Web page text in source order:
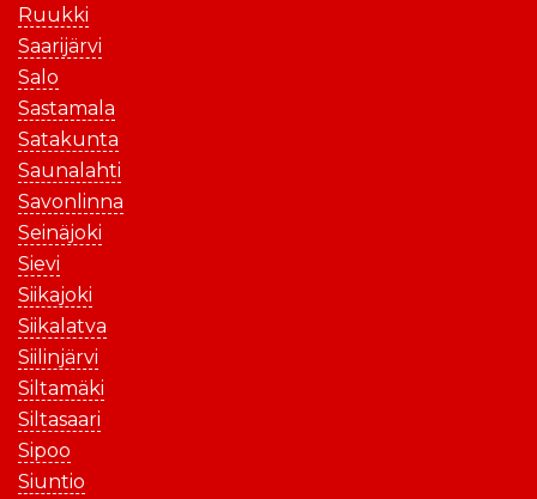
Ruukki
Saarijärvi
Salo
Sastamala
Satakunta
Saunalahti
Savonlinna
Seinäjoki
Sievi
Siikajoki
Siikalatva
Siilinjärvi
Siltamäki
Siltasaari
Sipoo
Siuntio